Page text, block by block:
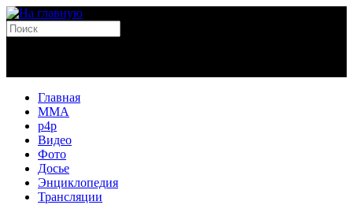
Главная
MMA
p4p
Видео
Фото
Досье
Энциклопедия
Трансляции